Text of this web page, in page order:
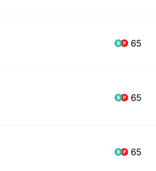
65
65
65